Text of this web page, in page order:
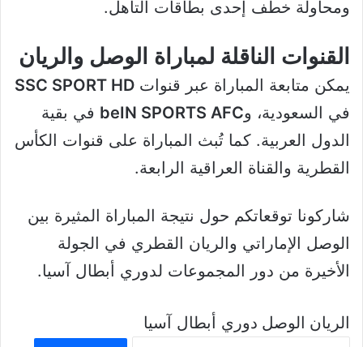
ومحاولة خطف إحدى بطاقات التأهل.
القنوات الناقلة لمباراة الوصل والريان
يمكن متابعة المباراة عبر قنوات SSC SPORT HD
في السعودية، وbeIN SPORTS AFC في بقية
الدول العربية. كما تُبث المباراة على قنوات الكأس
القطرية والقناة العراقية الرابعة.
شاركونا توقعاتكم حول نتيجة المباراة المثيرة بين
الوصل الإماراتي والريان القطري في الجولة
الأخيرة من دور المجموعات لدوري أبطال آسيا.
الريان الوصل دوري أبطال آسيا